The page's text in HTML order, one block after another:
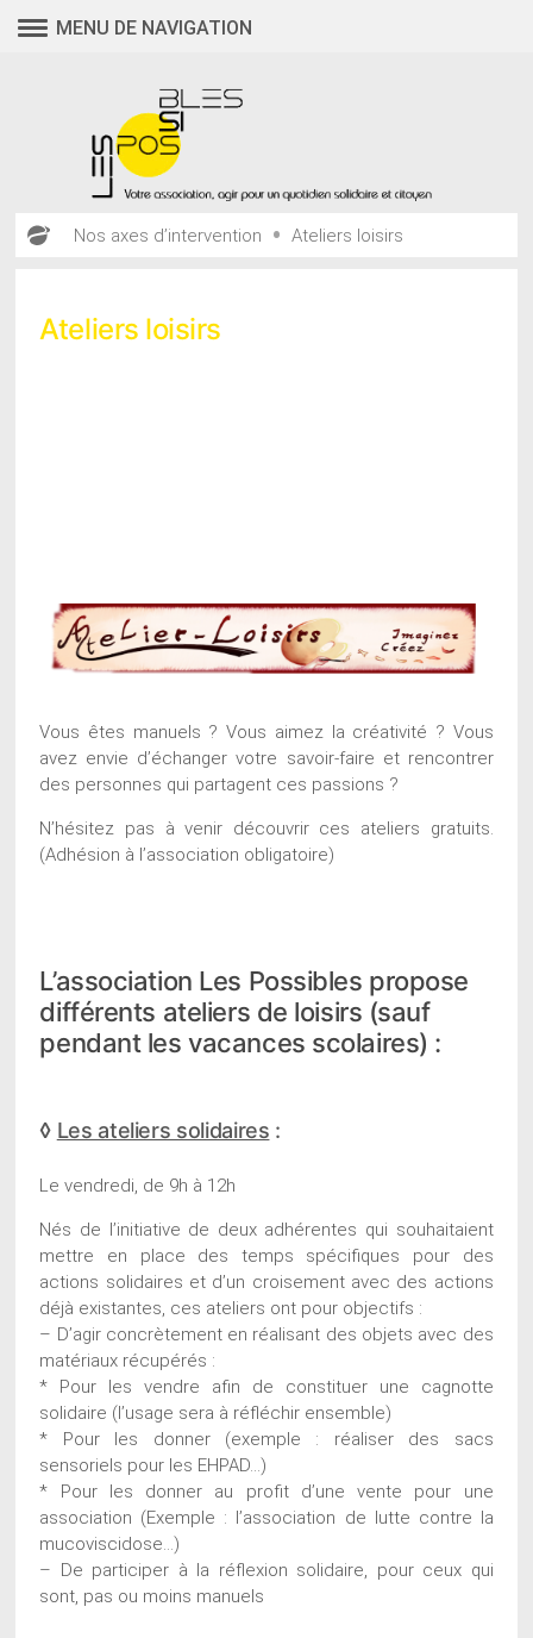
MENU DE NAVIGATION
Nos axes d’intervention • Ateliers loisirs
Ateliers loisirs
Vous êtes manuels ? Vous aimez la créativité ? Vous
avez envie d’échanger votre savoir-faire et rencontrer
des personnes qui partagent ces passions ?
N’hésitez pas à venir découvrir ces ateliers gratuits.
(Adhésion à l’association obligatoire)
L’association Les Possibles propose
différents ateliers de loisirs (sauf
pendant les vacances scolaires) :
◊ Les ateliers solidaires :
Le vendredi, de 9h à 12h
Nés de l’initiative de deux adhérentes qui souhaitaient
mettre en place des temps spécifiques pour des
actions solidaires et d’un croisement avec des actions
déjà existantes, ces ateliers ont pour objectifs :
– D’agir concrètement en réalisant des objets avec des
matériaux récupérés :
* Pour les vendre afin de constituer une cagnotte
solidaire (l’usage sera à réfléchir ensemble)
* Pour les donner (exemple : réaliser des sacs
sensoriels pour les EHPAD…)
* Pour les donner au profit d’une vente pour une
association (Exemple : l’association de lutte contre la
mucoviscidose…)
– De participer à la réflexion solidaire, pour ceux qui
sont, pas ou moins manuels